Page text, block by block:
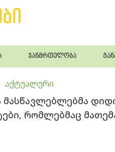
ჯანმრთელობა
აქტუალური
რომლებმაც